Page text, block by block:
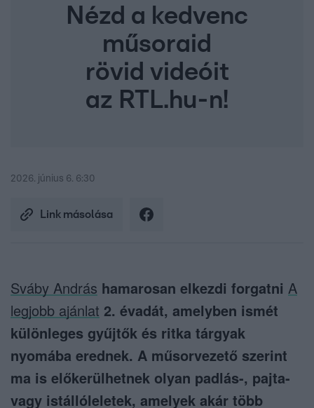
Nézd a kedvenc
műsoraid
rövid videóit
az RTL.hu-n!
2026. június 6. 6:30
Link másolása
Sváby András hamarosan elkezdi forgatni A
legjobb ajánlat 2. évadát, amelyben ismét
különleges gyűjtők és ritka tárgyak
nyomába erednek. A műsorvezető szerint
ma is előkerülhetnek olyan padlás-, pajta-
vagy istállóleletek, amelyek akár több